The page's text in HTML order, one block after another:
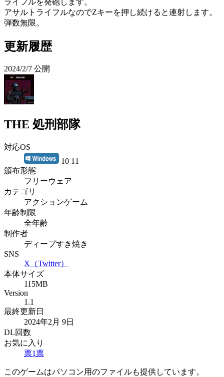
アサルトライフルなのでZキーを押し続けると連射します。
弾数無限。
更新履歴
2024/2/7 公開
THE 処刑部隊
対応OS
10 11
頒布形態
フリーウェア
カテゴリ
アクションゲーム
年齢制限
全年齢
制作者
ディープすき焼き
SNS
X（Twitter）
本体サイズ
115MB
Version
1.1
最終更新日
2024年2月 9日
DL回数
お気に入り
票1 票
このゲームはパソコン用のファイルも提供しています。